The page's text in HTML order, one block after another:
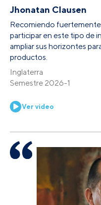
Jhonatan Clausen
Recomiendo fuertemente
participar en este tipo de
ampliar sus horizontes
productos.
Inglaterra
Semestre 2026-1
Ver video